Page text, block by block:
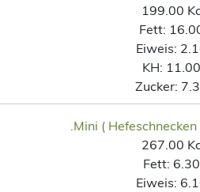
199.00
Fett:
Eiweis:
KH:
Zucker:
.Mini (
267.00
Fett:
Eiweis: